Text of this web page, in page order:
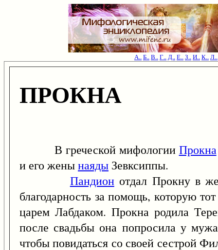
А..Б..В..Г..Д..Е..З..И..К..Л..
ПРОКНА
В греческой мифологии Прокна
и его женынаяды Зевксиппы.
Пандионотдал Прокну в
благодарность за помощь, которую
царем Лабдаком. Прокна родила
после свадьбы она попросила у
чтобы повидаться со своей сестрой